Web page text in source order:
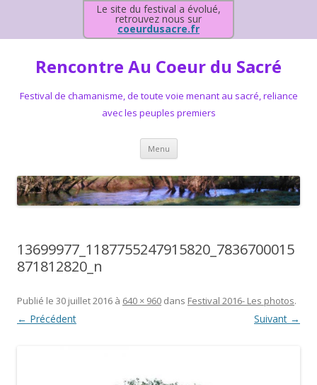
Le site du festival a évolué,
retrouvez nous sur
coeurdusacre.fr
Rencontre Au Coeur du Sacré
Festival de chamanisme, de toute voie menant au sacré, reliance
avec les peuples premiers
Menu Aller au contenu principal
13699977_1187755247915820_7836700015
871812820_n
Publié le 30 juillet 2016 à 640 × 960 dans Festival 2016- Les photos.
← Précédent Suivant →